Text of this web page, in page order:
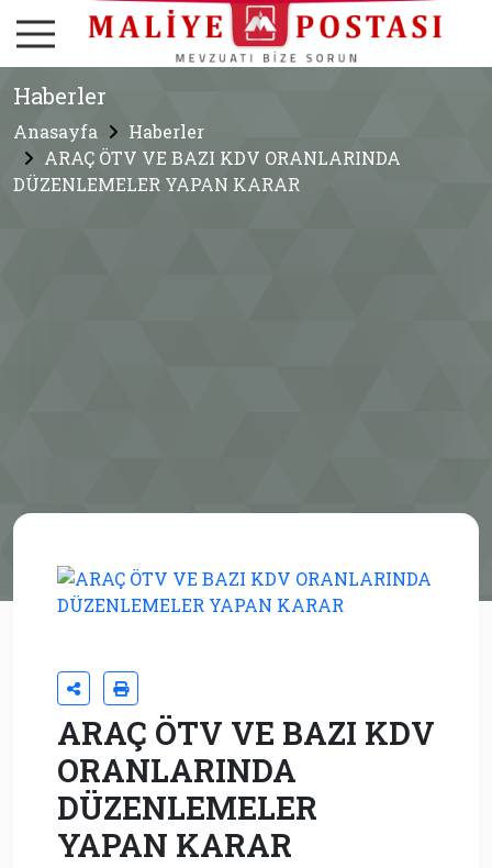
Haberler
Anasayfa
Haberler
ARAÇ ÖTV VE BAZI KDV ORANLARINDA
DÜZENLEMELER YAPAN KARAR
ARAÇ ÖTV VE BAZI KDV
ORANLARINDA
DÜZENLEMELER
YAPAN KARAR